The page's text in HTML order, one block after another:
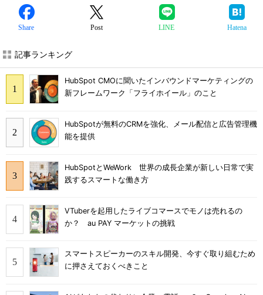
Share Post LINE Hatena
記事ランキング
HubSpot CMOに聞いたインバウンドマーケティングの
新フレームワーク「フライホイール」のこと
HubSpotが無料のCRMを強化、メール配信と広告管理機
能を提供
HubSpotとWeWork 世界の成長企業が新しい日常で実
践するスマートな働き方
VTuberを起用したライブコマースでモノは売れるの
か？ au PAY マーケットの挑戦
スマートスピーカーのスキル開発、今すぐ取り組むため
に押さえておくべきこと